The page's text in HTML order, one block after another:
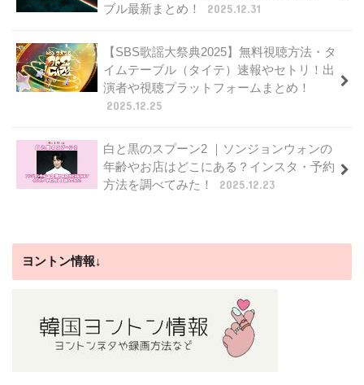
ブル最新まとめ！
2025.12.31
【SBS歌謡大祭典2025】無料視聴方法・タ
イムテーブル（タイテ）速報やセトリ！出
演者や視聴プラットフォームまとめ！
2025.12.25
白と黒のスプーン2 ｜ソンジョンウォンの
年齢やお店はどこにある？インスタ・予約
方法を調べてみた！
2025.12.23
ヨントン情報↓